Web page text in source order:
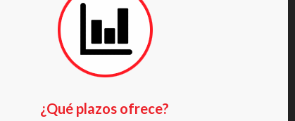
¿Qué plazos ofrece?